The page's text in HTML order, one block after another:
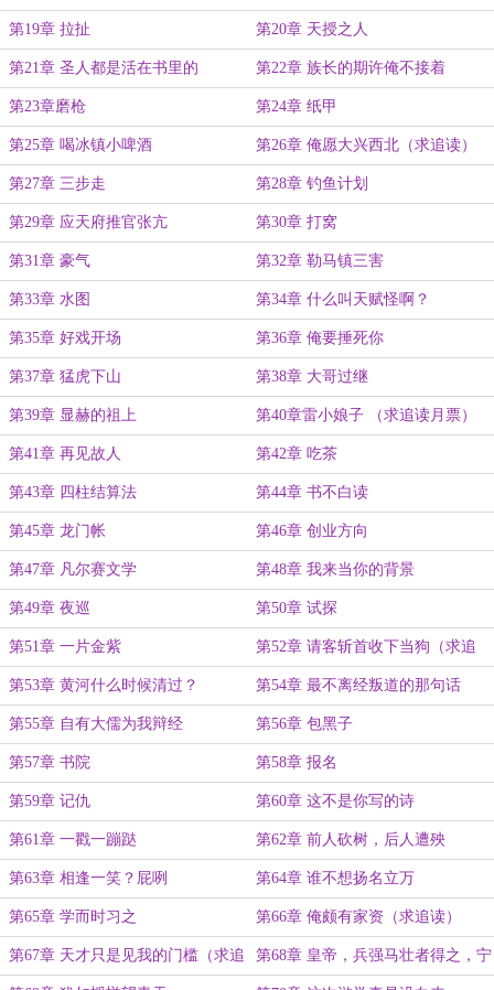
第19章 拉扯 第20章 天授之人
第21章 圣人都是活在书里的 第22章 族长的期许俺不接着
第23章磨枪 第24章 纸甲
第25章 喝冰镇小啤酒 第26章 俺愿大兴西北（求追读）
第27章 三步走 第28章 钓鱼计划
第29章 应天府推官张亢 第30章 打窝
第31章 豪气 第32章 勒马镇三害
第33章 水图 第34章 什么叫天赋怪啊？
第35章 好戏开场 第36章 俺要捶死你
第37章 猛虎下山 第38章 大哥过继
第39章 显赫的祖上 第40章雷小娘子 （求追读月票）
第41章 再见故人 第42章 吃茶
第43章 四柱结算法 第44章 书不白读
第45章 龙门帐 第46章 创业方向
第47章 凡尔赛文学 第48章 我来当你的背景
第49章 夜巡 第50章 试探
第51章 一片金紫 第52章 请客斩首收下当狗（求追
读）
第53章 黄河什么时候清过？ 第54章 最不离经叛道的那句话
第55章 自有大儒为我辩经 第56章 包黑子
第57章 书院 第58章 报名
第59章 记仇 第60章 这不是你写的诗
第61章 一戳一蹦跶 第62章 前人砍树，后人遭殃
第63章 相逢一笑？屁咧 第64章 谁不想扬名立万
第65章 学而时习之 第66章 俺颇有家资（求追读）
第67章 天才只是见我的门槛（求追 第68章 皇帝，兵强马壮者得之，宁